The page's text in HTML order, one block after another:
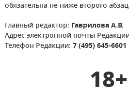
обязательна не ниже второго
Главный редактор: Гаврилова А.В.
Адрес электронной почты
Телефон Редакции: 7 (495) 645-6601